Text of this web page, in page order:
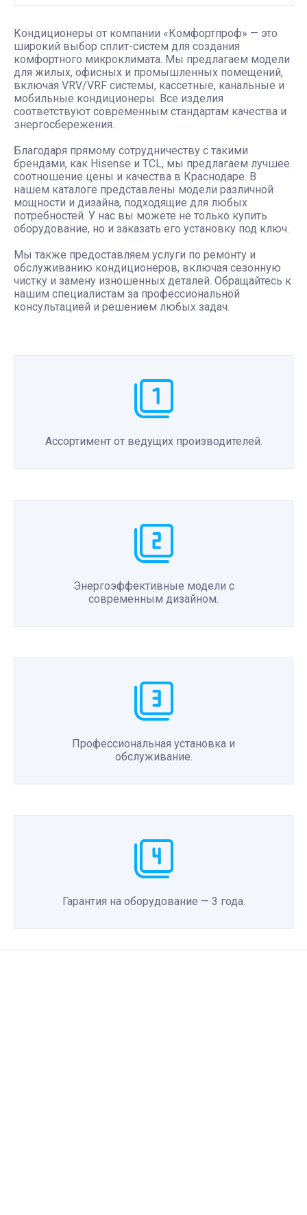
Кондиционеры от компании «Комфортпроф» — это
широкий выбор сплит-систем для создания
комфортного микроклимата. Мы предлагаем модели
для жилых, офисных и промышленных помещений,
включая VRV/VRF системы, кассетные, канальные и
мобильные кондиционеры. Все изделия
соответствуют современным стандартам качества и
энергосбережения.
Благодаря прямому сотрудничеству с такими
брендами, как Hisense и TCL, мы предлагаем лучшее
соотношение цены и качества в Краснодаре. В
нашем каталоге представлены модели различной
мощности и дизайна, подходящие для любых
потребностей. У нас вы можете не только купить
оборудование, но и заказать его установку под ключ.
Мы также предоставляем услуги по ремонту и
обслуживанию кондиционеров, включая сезонную
чистку и замену изношенных деталей. Обращайтесь к
нашим специалистам за профессиональной
консультацией и решением любых задач.
Ассортимент от ведущих производителей.
Энергоэффективные модели с
современным дизайном.
Профессиональная установка и
обслуживание.
Гарантия на оборудование — 3 года.